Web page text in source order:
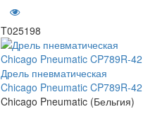
T025198
Дрель пневматическая
Chicago Pneumatic CP789R-42
Chicago Pneumatic (Бельгия)